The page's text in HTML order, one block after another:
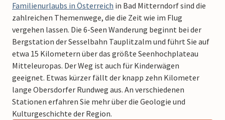
Familienurlaubs in Österreich in Bad Mitterndorf sind die
zahlreichen Themenwege, die die Zeit wie im Flug
vergehen lassen. Die 6-Seen Wanderung beginnt bei der
Bergstation der Sesselbahn Tauplitzalm und führt Sie auf
etwa 15 Kilometern über das größte Seenhochplateau
Mitteleuropas. Der Weg ist auch für Kinderwägen
geeignet. Etwas kürzer fällt der knapp zehn Kilometer
lange Obersdorfer Rundweg aus. An verschiedenen
Stationen erfahren Sie mehr über die Geologie und
Kulturgeschichte der Region.